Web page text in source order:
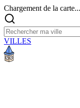
Chargement de la carte...
VILLES